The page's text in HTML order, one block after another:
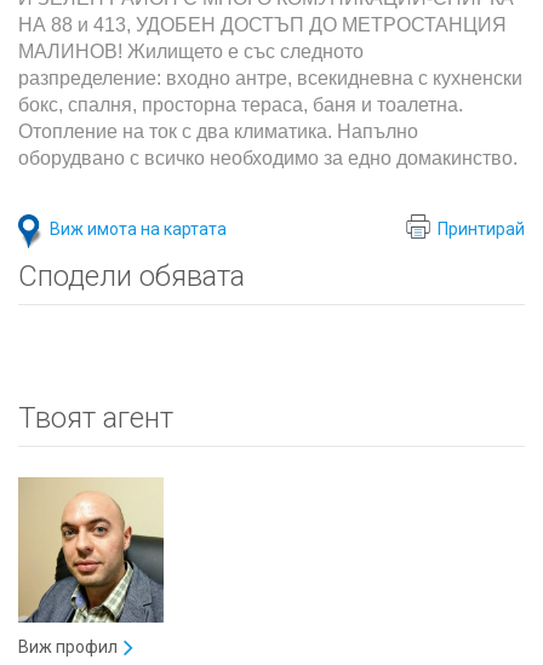
НА 88 и 413, УДОБЕН ДОСТЪП ДО МЕТРОСТАНЦИЯ
МАЛИНОВ! Жилището е със следното
разпределение: входно антре, всекидневна с кухненски
бокс, спалня, просторна тераса, баня и тоалетна.
Отопление на ток с два климатика. Напълно
оборудвано с всичко необходимо за едно домакинство.
Виж имота на картата Принтирай
Сподели обявата
Твоят агент
Виж профил